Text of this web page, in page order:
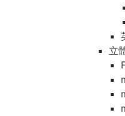
立